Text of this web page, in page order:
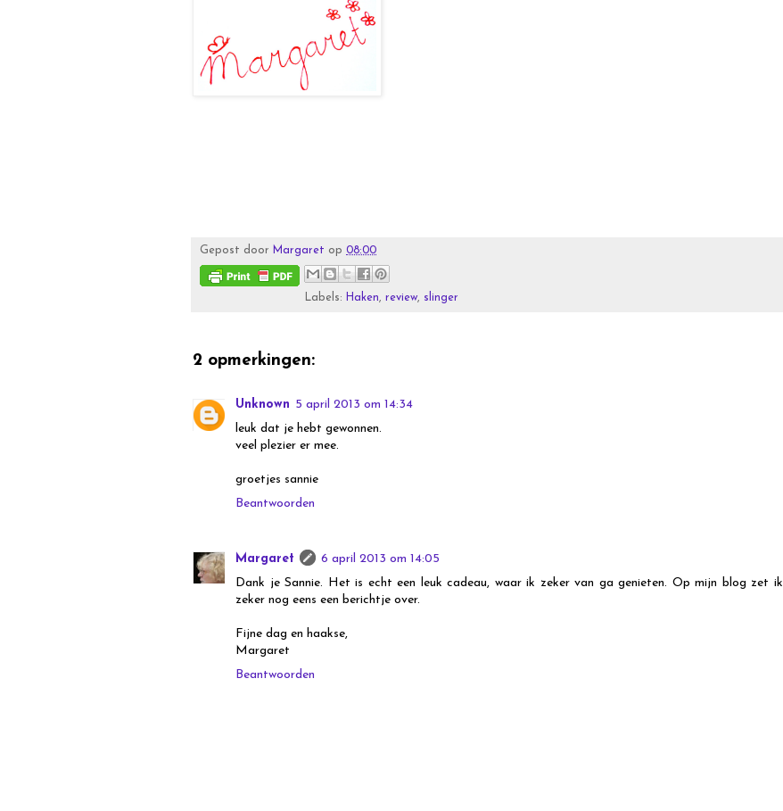
Gepost door Margaret op 08:00
Labels: Haken,review, slinger
2 opmerkingen:
Unknown 5 april 2013 om 14:34
leuk dat je hebt gewonnen.
veel plezier er mee.
groetjes sannie
Beantwoorden
Margaret
6 april 2013 om 14:05
Dank je Sannie. Het is echt een leuk cadeau, waar ik zeker van ga genieten. Op mijn blog zet ik
zeker nog eens een berichtje over.
Fijne dag en haakse,
Margaret
Beantwoorden